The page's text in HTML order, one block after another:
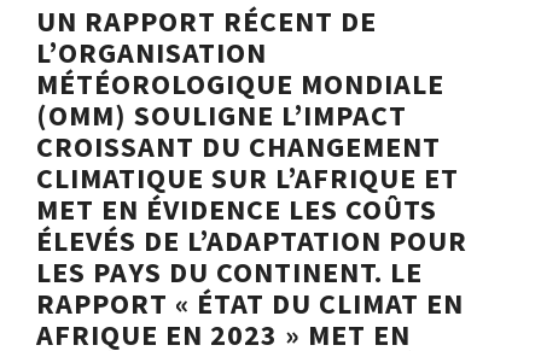
UN RAPPORT RÉCENT DE
L’ORGANISATION
MÉTÉOROLOGIQUE MONDIALE
(OMM) SOULIGNE L’IMPACT
CROISSANT DU CHANGEMENT
CLIMATIQUE SUR L’AFRIQUE ET
MET EN ÉVIDENCE LES COÛTS
ÉLEVÉS DE L’ADAPTATION POUR
LES PAYS DU CONTINENT. LE
RAPPORT « ÉTAT DU CLIMAT EN
AFRIQUE EN 2023 » MET EN